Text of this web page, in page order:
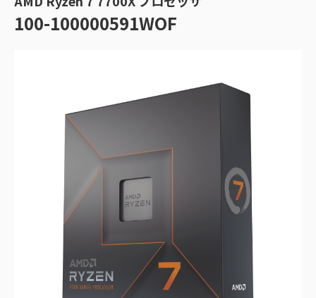
100-100000591WOF